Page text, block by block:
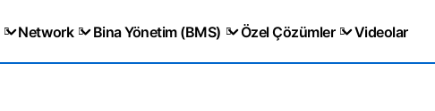
Network Bina Yönetim (BMS) Özel Çözümler Videolar